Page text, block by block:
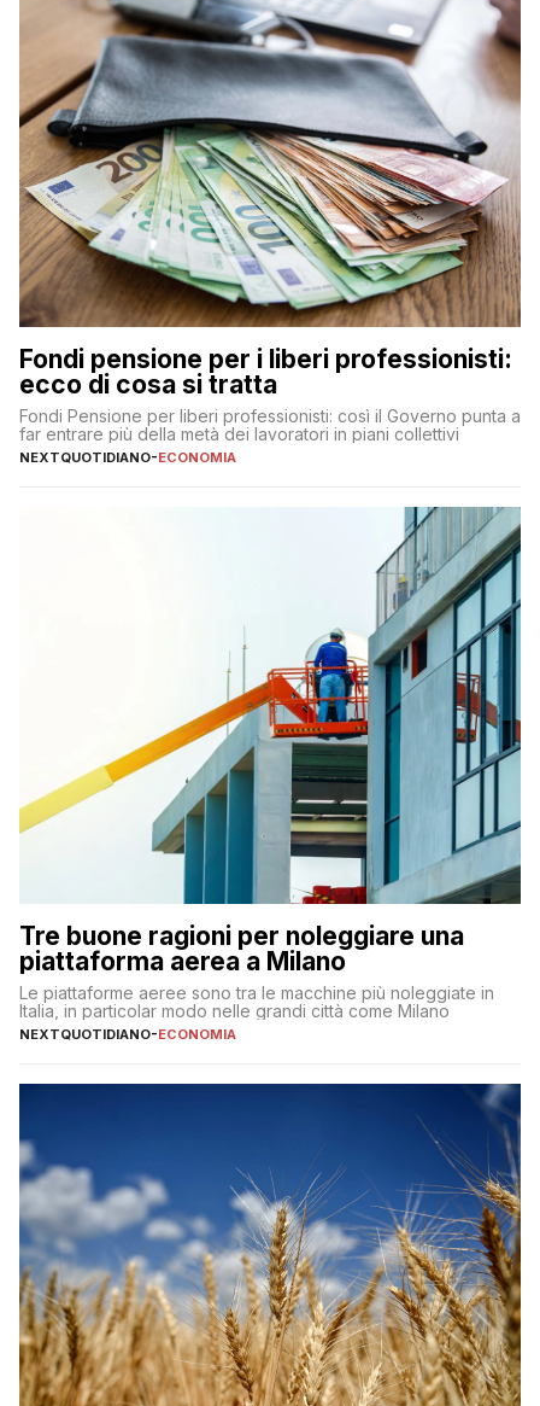
Fondi pensione per i liberi professionisti:
ecco di cosa si tratta
Fondi Pensione per liberi professionisti: così il Governo punta a
far entrare più della metà dei lavoratori in piani collettivi
NEXTQUOTIDIANO-ECONOMIA
Tre buone ragioni per noleggiare una
piattaforma aerea a Milano
Le piattaforme aeree sono tra le macchine più noleggiate in
Italia, in particolar modo nelle grandi città come Milano
NEXTQUOTIDIANO-ECONOMIA